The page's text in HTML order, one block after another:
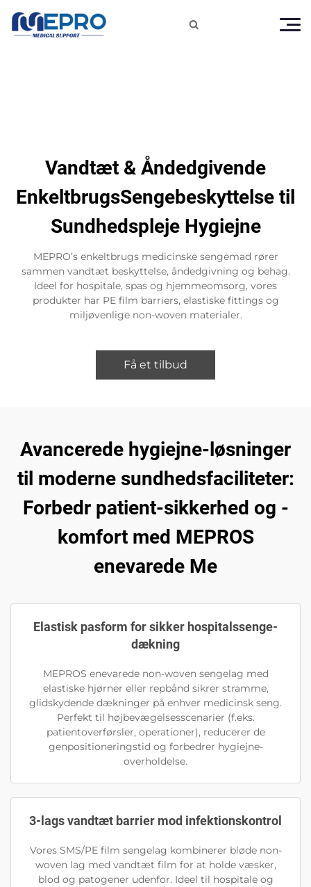

Vandtæt & Åndedgivende
EnkeltbrugsSengebeskyttelse til
Sundhedspleje Hygiejne
MEPRO’s enkeltbrugs medicinske sengemad rører
sammen vandtæt beskyttelse, åndedgivning og behag.
Ideel for hospitale, spas og hjemmeomsorg, vores
produkter har PE film barriers, elastiske fittings og
miljøvenlige non-woven materialer.
Få et tilbud
Avancerede hygiejne-løsninger
til moderne sundhedsfaciliteter:
Forbedr patient-sikkerhed og -
komfort med MEPROS
enevarede Me
Elastisk pasform for sikker hospitalssenge-
dækning
MEPROS enevarede non-woven sengelag med
elastiske hjørner eller repbånd sikrer stramme,
glidskydende dækninger på enhver medicinsk seng.
Perfekt til højbevægelsesscenarier (f.eks.
patientoverførsler, operationer), reducerer de
genpositioneringstid og forbedrer hygiejne-
overholdelse.
3-lags vandtæt barrier mod infektionskontrol
Vores SMS/PE film sengelag kombinerer bløde non-
woven lag med vandtæt film for at holde væsker,
blod og patogener udenfor. Ideel til hospitale og